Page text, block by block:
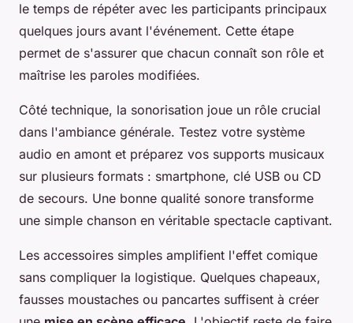
le temps de répéter avec les participants principaux
quelques jours avant l'événement. Cette étape
permet de s'assurer que chacun connaît son rôle et
maîtrise les paroles modifiées.
Côté technique, la sonorisation joue un rôle crucial
dans l'ambiance générale. Testez votre système
audio en amont et préparez vos supports musicaux
sur plusieurs formats : smartphone, clé USB ou CD
de secours. Une bonne qualité sonore transforme
une simple chanson en véritable spectacle captivant.
Les accessoires simples amplifient l'effet comique
sans compliquer la logistique. Quelques chapeaux,
fausses moustaches ou pancartes suffisent à créer